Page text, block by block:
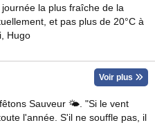
la plus fraîche de la
et pas plus de 20°C à
Hugo
Voir plus
Sauveur 🌤. "Si le vent
l'année. S'il ne souffle pas, il